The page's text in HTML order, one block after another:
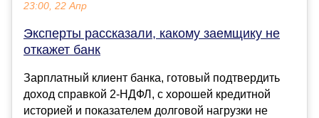
23:00, 22 Апр
Эксперты рассказали, какому заемщику не
откажет банк
Зарплатный клиент банка, готовый подтвердить
доход справкой 2-НДФЛ, с хорошей кредитной
историей и показателем долговой нагрузки не